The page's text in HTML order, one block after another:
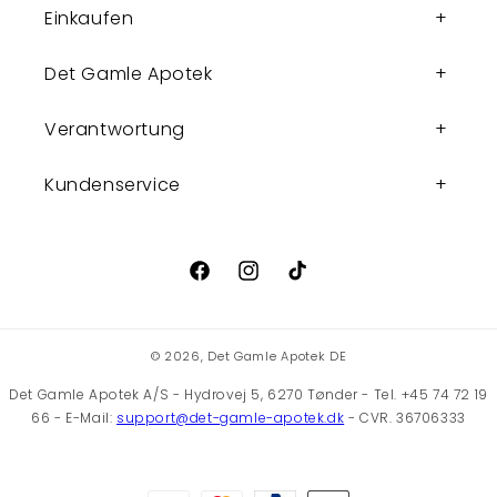
Einkaufen
Det Gamle Apotek
Verantwortung
Kundenservice
FacebookInstagram
TikTok
© 2026, Det Gamle Apotek DE
Det Gamle Apotek A/S - Hydrovej 5, 6270 Tønder - Tel. +45 74 72 19
66 - E-Mail: support@det-gamle-apotek.dk - CVR. 36706333